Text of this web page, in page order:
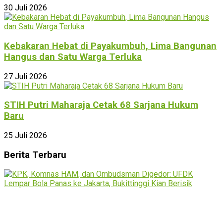
30 Juli 2026
Kebakaran Hebat di Payakumbuh, Lima Bangunan
Hangus dan Satu Warga Terluka
27 Juli 2026
STIH Putri Maharaja Cetak 68 Sarjana Hukum
Baru
25 Juli 2026
Berita Terbaru